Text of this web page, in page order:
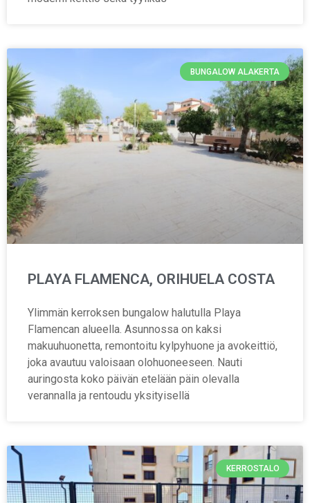
BUNGALOW ALAKERTA
PLAYA FLAMENCA, ORIHUELA COSTA
Ylimmän kerroksen bungalow halutulla Playa
Flamencan alueella. Asunnossa on kaksi
makuuhuonetta, remontoitu kylpyhuone ja avokeittiö,
joka avautuu valoisaan olohuoneeseen. Nauti
auringosta koko päivän etelään päin olevalla
verannalla ja rentoudu yksityisellä
KERROSTALO